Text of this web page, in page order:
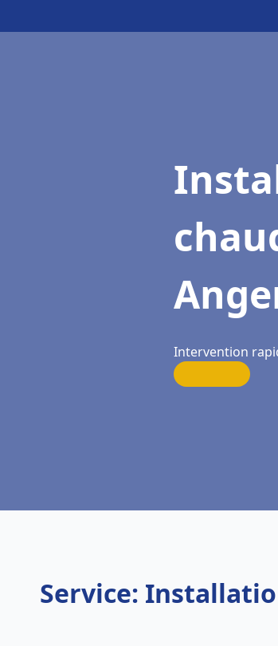
Intervention
Service: